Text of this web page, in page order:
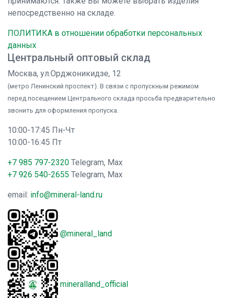
непосредственно на складе.
ПОЛИТИКА в отношении обработки персональных
данных
Центральный оптовый склад
Москва, ул.Орджоникидзе, 12
(метро Ленинский проспект). В связи с пропускным режимом
перед посещением Центрального склада просьба предварительно
звонить для оформления пропуска.
10:00-17:45 Пн-Чт
10:00-16:45 Пт
+7 985 797-2320 Telegram, Max
+7 926 540-2655 Telegram, Max
email: info@mineral-land.ru
@mineral_land
mineralland_official